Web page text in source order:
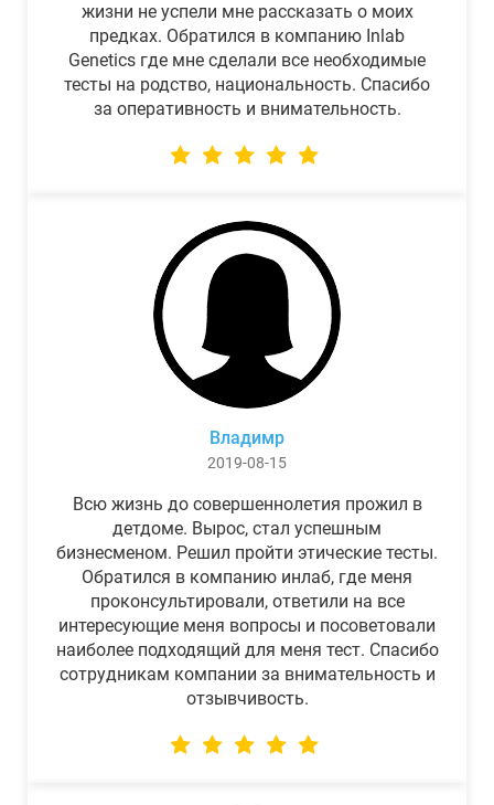
жизни не успели мне рассказать о моих
предках. Обратился в компанию Inlab
Genetics где мне сделали все необходимые
тесты на родство, национальность. Спасибо
за оперативность и внимательность.
Владимр
2019-08-15
Всю жизнь до совершеннолетия прожил в
детдоме. Вырос, стал успешным
бизнесменом. Решил пройти этические тесты.
Обратился в компанию инлаб, где меня
проконсультировали, ответили на все
интересующие меня вопросы и посоветовали
наиболее подходящий для меня тест. Спасибо
сотрудникам компании за внимательность и
отзывчивость.